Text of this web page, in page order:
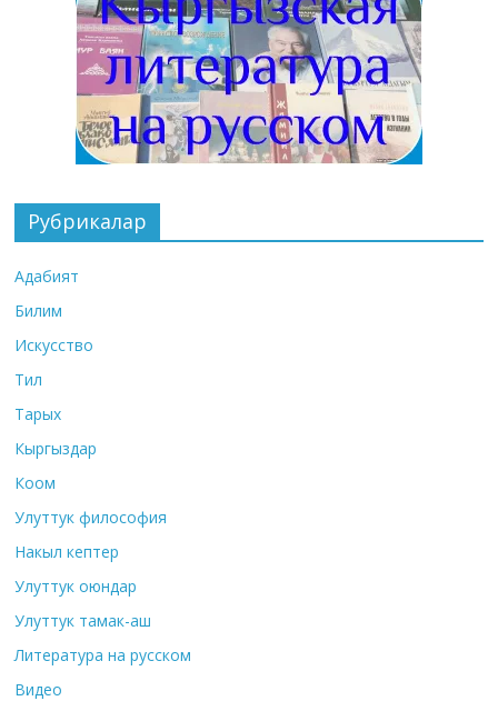
Рубрикалар
Адабият
Билим
Искусство
Тил
Тарых
Кыргыздар
Коом
Улуттук философия
Накыл кептер
Улуттук оюндар
Улуттук тамак-аш
Литература на русском
Видео